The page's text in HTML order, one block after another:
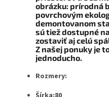
obrázku: prírodná
povrchovým
demontovanom
sú tiež dostupné
zostaviť aj celú
Z našej ponuky je
jednoducho.
Rozmery: